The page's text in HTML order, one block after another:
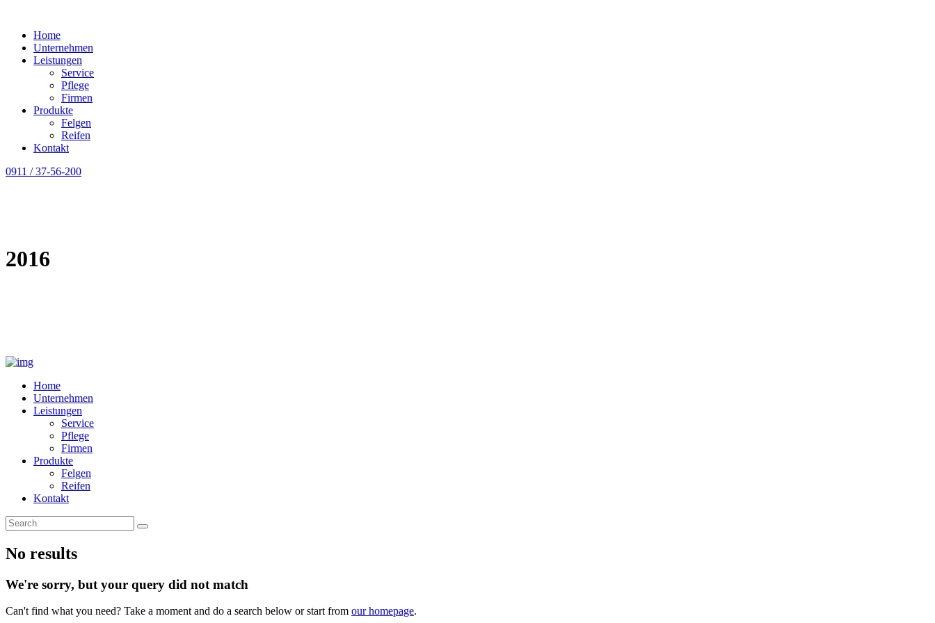
Home
Unternehmen
Leistungen
Service
Pflege
Firmen
Produkte
Felgen
Reifen
Kontakt
0911 / 37-56-200
2016
Home
Unternehmen
Leistungen
Service
Pflege
Firmen
Produkte
Felgen
Reifen
Kontakt
No results
We're sorry, but your query did not match
Can't find what you need? Take a moment and do a search below or start from our homepage.